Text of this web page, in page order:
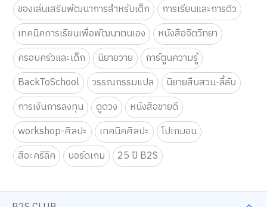
ของเล่นเสริมพัฒนาการสำหรับเด็ก
การเรียนและการติว
เทคนิคการเรียนเพื่อพัฒนาตนเอง
หนังสือจิตวิทยา
ครอบครัวและเด็ก
นิยายวาย
การ์ตูนความรู้
BackToSchool
วรรณกรรมแปล
นิยายสืบสวน-ลี้ลับ
การเงินการลงทุน
ดูดวง
หนังสือขายดี
workshop-ศิลปะ
เทคนิคศิลปะ
โปเกมอน
สีอะคริลิค
บอร์ดเกม 25 ปี B2S